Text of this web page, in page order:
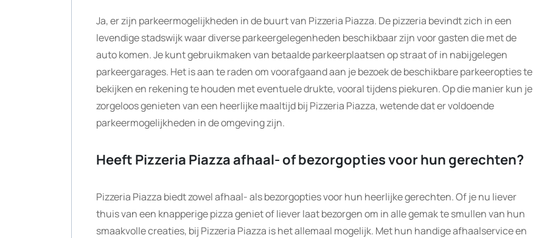
Ja, er zijn parkeermogelijkheden in de buurt van Pizzeria Piazza. De pizzeria bevindt zich in een
levendige stadswijk waar diverse parkeergelegenheden beschikbaar zijn voor gasten die met de
auto komen. Je kunt gebruikmaken van betaalde parkeerplaatsen op straat of in nabijgelegen
parkeergarages. Het is aan te raden om voorafgaand aan je bezoek de beschikbare parkeeropties te
bekijken en rekening te houden met eventuele drukte, vooral tijdens piekuren. Op die manier kun je
zorgeloos genieten van een heerlijke maaltijd bij Pizzeria Piazza, wetende dat er voldoende
parkeermogelijkheden in de omgeving zijn.
Heeft Pizzeria Piazza afhaal- of bezorgopties voor hun gerechten?
Pizzeria Piazza biedt zowel afhaal- als bezorgopties voor hun heerlijke gerechten. Of je nu liever
thuis van een knapperige pizza geniet of liever laat bezorgen om in alle gemak te smullen van hun
smaakvolle creaties, bij Pizzeria Piazza is het allemaal mogelijk. Met hun handige afhaalservice en